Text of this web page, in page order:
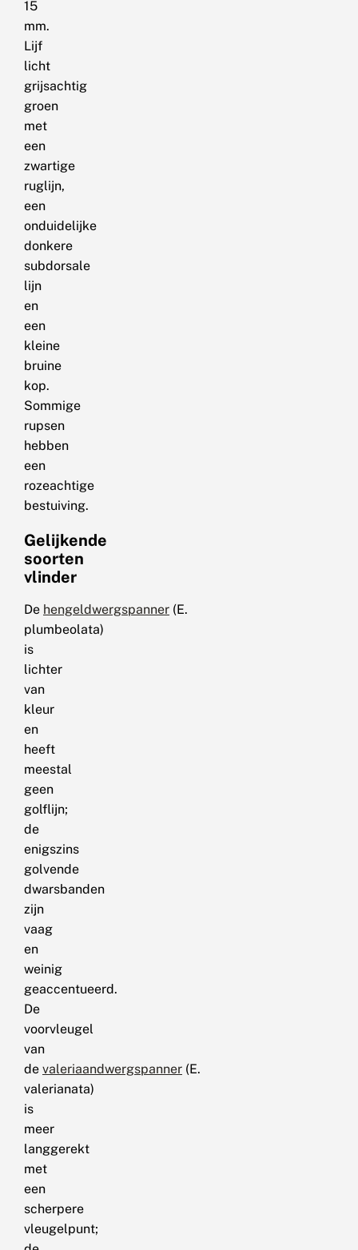
15
mm.
Lijf
licht
grijsachtig
groen
met
een
zwartige
ruglijn,
een
onduidelijke
donkere
subdorsale
lijn
en
een
kleine
bruine
kop.
Sommige
rupsen
hebben
een
rozeachtige
bestuiving.
Gelijkende
soorten
vlinder
De hengeldwergspanner (E.
plumbeolata)
is
lichter
van
kleur
en
heeft
meestal
geen
golflijn;
de
enigszins
golvende
dwarsbanden
zijn
vaag
en
weinig
geaccentueerd.
De
voorvleugel
van
de valeriaandwergspanner (E.
valerianata)
is
meer
langgerekt
met
een
scherpere
vleugelpunt;